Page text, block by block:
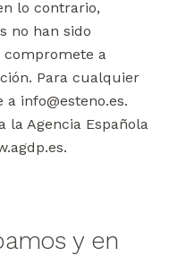
lo contrario,
no han sido
compromete a
Para cualquier
info@esteno.es.
la Agencia Española
y en